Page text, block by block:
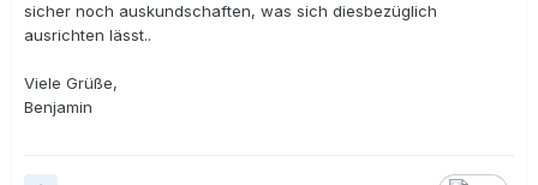
sicher noch auskundschaften, was sich diesbezüglich
ausrichten lässt..
Viele Grüße,
Benjamin